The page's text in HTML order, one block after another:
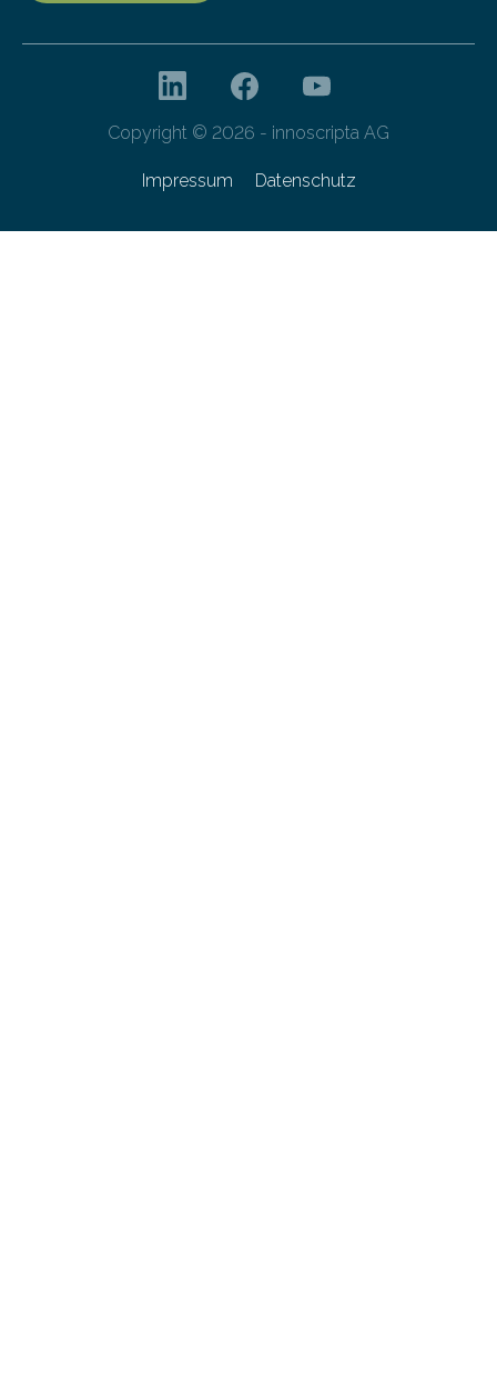
Copyright © 2026 - innoscripta AG
Impressum Datenschutz